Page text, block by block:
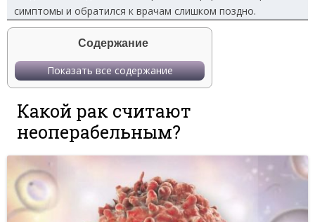
симптомы и обратился к врачам слишком поздно.
Содержание
Показать все содержание
Какой рак считают
неоперабельным?